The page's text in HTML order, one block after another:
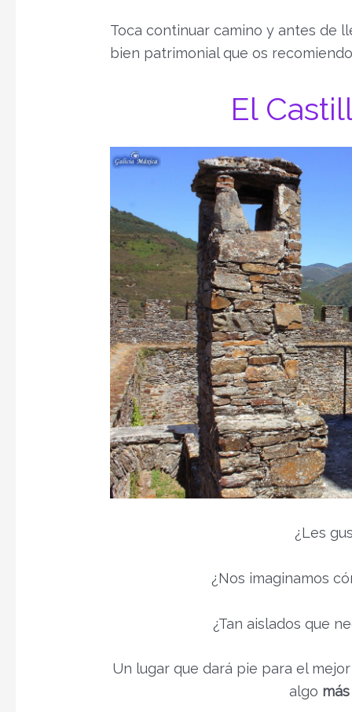
Toca continuar camino y antes de
bien patrimonial que os
El
¿Les
¿Nos imaginamos
¿Tan aislados que
Un lugar que dará pie para el
algo